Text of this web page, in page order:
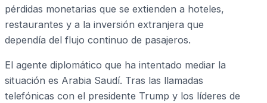
pérdidas monetarias que se extienden a hoteles,
restaurantes y a la inversión extranjera que
dependía del flujo continuo de pasajeros.
El agente diplomático que ha intentado mediar la
situación es Arabia Saudí. Tras las llamadas
telefónicas con el presidente Trump y los líderes de